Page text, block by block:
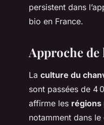
persistent dans
bio en France.
Approche de
La culture du
sont passées de 4
affirme les régions
notamment dans